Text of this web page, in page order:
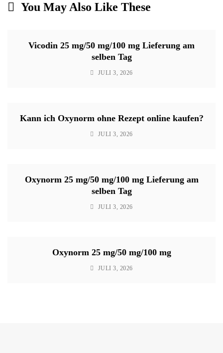
You May Also Like These
Vicodin 25 mg/50 mg/100 mg Lieferung am
selben Tag
JULI 3, 2026
Kann ich Oxynorm ohne Rezept online kaufen?
JULI 3, 2026
Oxynorm 25 mg/50 mg/100 mg Lieferung am
selben Tag
JULI 3, 2026
Oxynorm 25 mg/50 mg/100 mg
JULI 3, 2026